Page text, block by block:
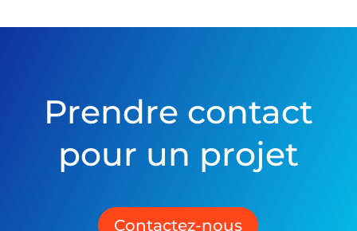
Prendre contact
pour un projet
Contactez-nous